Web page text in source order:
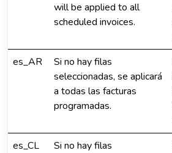
will be applied to all
scheduled invoices.
es_AR
Si no hay filas
seleccionadas, se aplicará
a todas las facturas
programadas.
es_CL
Si no hay filas